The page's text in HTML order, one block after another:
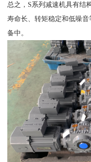
总之，S系列减速机具有结
寿命长、转矩稳定和低噪
备中。